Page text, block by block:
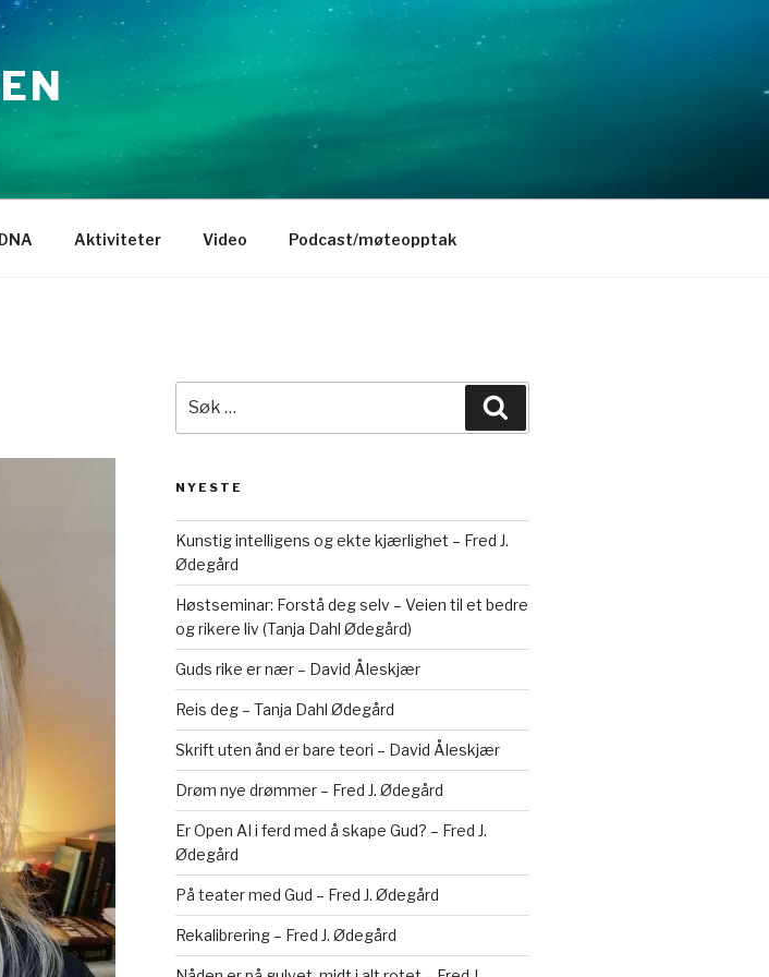
Aktiviteter Video Podcast/møteopptak
etter:
NYESTE
Kunstig intelligens og ekte kjærlighet – Fred J.
Ødegård
Høstseminar: Forstå deg selv – Veien til et bedre
og rikere liv (Tanja Dahl Ødegård)
Guds rike er nær – David Åleskjær
Reis deg – Tanja Dahl Ødegård
Skrift uten ånd er bare teori – David Åleskjær
Drøm nye drømmer – Fred J. Ødegård
Er Open AI i ferd med å skape Gud? – Fred J.
Ødegård
På teater med Gud – Fred J. Ødegård
Rekalibrering – Fred J. Ødegård